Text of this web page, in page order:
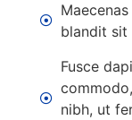
blandit sit
Fusce
nibh, ut